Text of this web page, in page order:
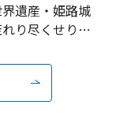
遺産・姫路城
り尽くせりの